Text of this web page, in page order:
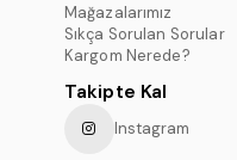
Mağazalarımız
Sıkça Sorulan Sorular
Kargom Nerede?
Takipte Kal
Instagram